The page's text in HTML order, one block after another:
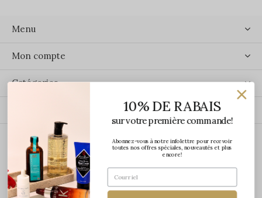
Menu
Mon compte
Catégories
ÉCRIVEZ-NOUS
10% DE RABAIS
sur votre première commande!
Abonnez-vous à notre infolettre pour recevoir
toutes nos offres spéciales, nouveautés et plus
encore!